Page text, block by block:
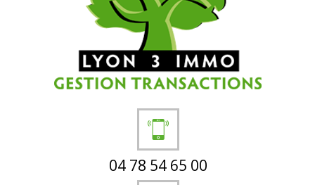
04 78 54 65 00